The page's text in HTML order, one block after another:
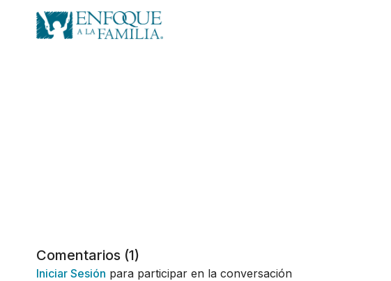
Comentarios (1)
Iniciar Sesión para participar en la conversación